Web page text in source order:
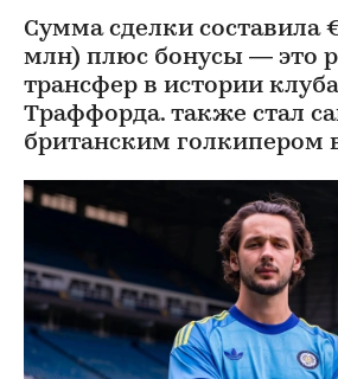
Сумма сделки составила
млн) плюс бонусы — это
трансфер в истории
Траффорда. также стал
британским голкипером